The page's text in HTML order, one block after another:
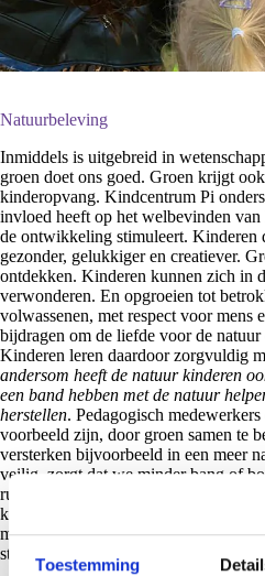
Toestemming
Natuurbeleving
Inmiddels is uitgebreid in
groen doet ons goed. Groen krijgt
kinderopvang. Kindcentrum Pi
invloed heeft op het welbevinden
de ontwikkeling stimuleert. Kinderen
gezonder, gelukkiger en creatiever.
ontdekken. Kinderen kunnen zich in
verwonderen. En opgroeien tot
volwassenen, met respect voor
bijdragen om de liefde voor de
Kinderen leren daardoor zorgvuldig
andersom heeft de natuur kinderen
een band hebben met de natuur
herstellen. Pedagogisch
voorbeeld zijn, door groen samen te
versterken bijvoorbeeld in een meer
veilig, zorgt dat we minder bang of
rustiger. Naar groen kijken ontspant.
krijgen vermoeide ogen. Gevarieerde
maakt, geurt en seizoenen toont,
stimuleert o.a. de motorische